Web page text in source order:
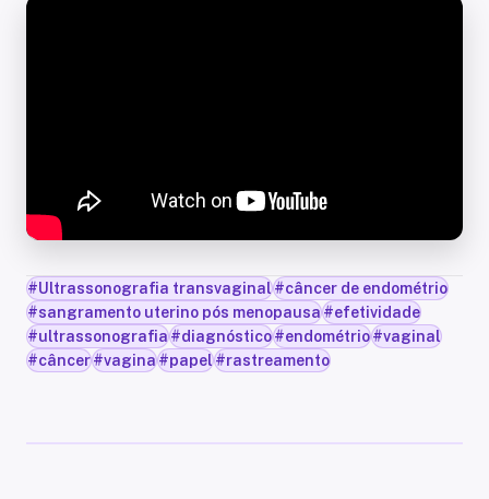
#Ultrassonografia transvaginal#câncer de endométrio
#sangramento uterino pós menopausa#efetividade
#ultrassonografia#diagnóstico#endométrio#vaginal
#câncer#vagina#papel#rastreamento